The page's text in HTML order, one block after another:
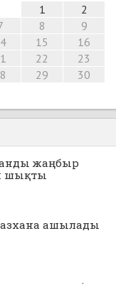
1
2
8
9
15
16
22
23
29
30
жаңбыр
шықты
ашылады